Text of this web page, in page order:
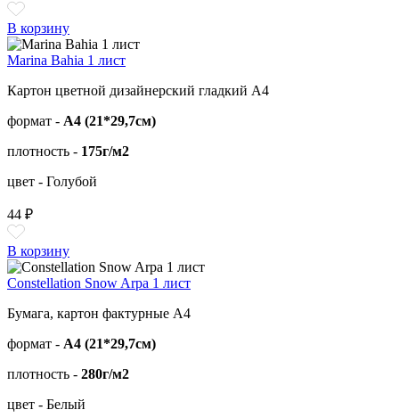
В корзину
Marina Bahia 1 лист
Картон цветной дизайнерский гладкий А4
формат - А4 (21*29,7см)
плотность - 175г/м2
цвет - Голубой
44 ₽
В корзину
Constellation Snow Arpa 1 лист
Бумага, картон фактурные А4
формат - А4 (21*29,7см)
плотность - 280г/м2
цвет - Белый